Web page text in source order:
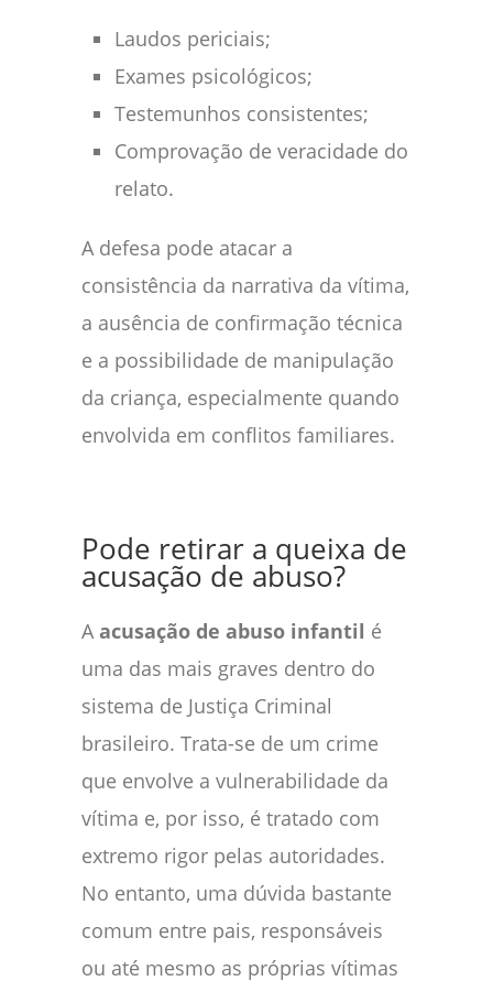
Laudos periciais;
Exames psicológicos;
Testemunhos consistentes;
Comprovação de veracidade do
relato.
A defesa pode atacar a
consistência da narrativa da vítima,
a ausência de confirmação técnica
e a possibilidade de manipulação
da criança, especialmente quando
envolvida em conflitos familiares.
Pode retirar a queixa de
acusação de abuso?
A acusação de abuso infantil é
uma das mais graves dentro do
sistema de Justiça Criminal
brasileiro. Trata-se de um crime
que envolve a vulnerabilidade da
vítima e, por isso, é tratado com
extremo rigor pelas autoridades.
No entanto, uma dúvida bastante
comum entre pais, responsáveis
ou até mesmo as próprias vítimas